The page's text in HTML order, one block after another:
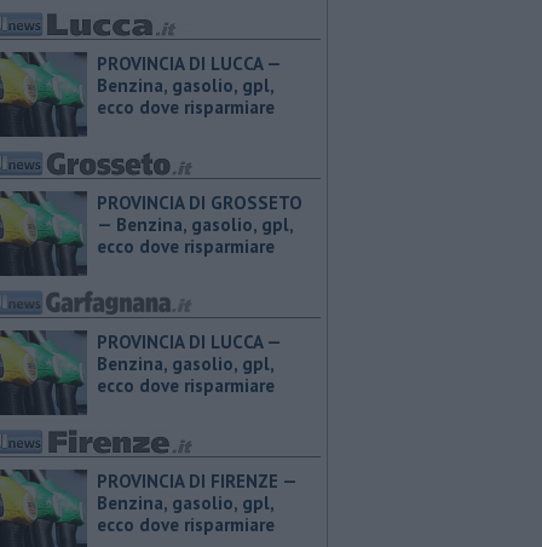
PROVINCIA DI LUCCA — ​
Benzina, gasolio, gpl,
ecco dove risparmiare
PROVINCIA DI GROSSETO
— ​Benzina, gasolio, gpl,
ecco dove risparmiare
PROVINCIA DI LUCCA — ​
Benzina, gasolio, gpl,
ecco dove risparmiare
PROVINCIA DI FIRENZE — ​
Benzina, gasolio, gpl,
ecco dove risparmiare